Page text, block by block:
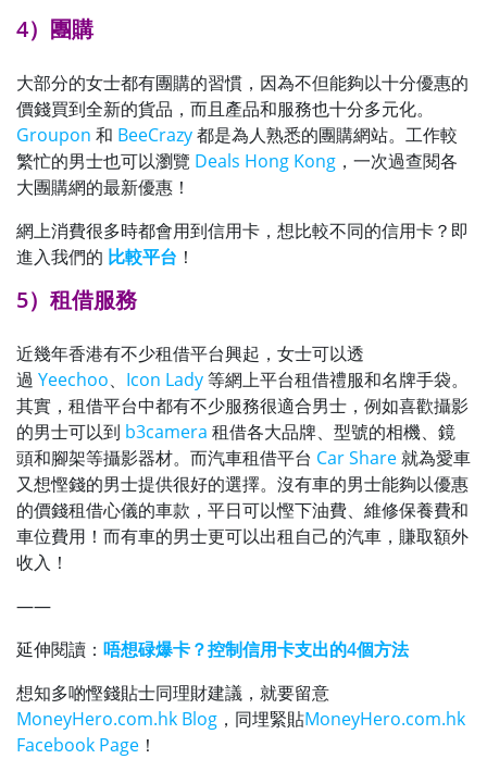
4）團購
大部分的女士都有團購的習慣，因為不但能夠以十分優惠的
價錢買到全新的貨品，而且產品和服務也十分多元化。
Groupon 和 BeeCrazy都是為人熟悉的團購網站。工作較
繁忙的男士也可以瀏覽 Deals Hong Kong ，一次過查閱各
大團購網的最新優惠！
網上消費很多時都會用到信用卡，想比較不同的信用卡？即
進入我們的 比較平台 ！
5）租借服務
近幾年香港有不少租借平台興起，女士可以透
過 Yeechoo、 Icon Lady等網上平台租借禮服和名牌手袋。
其實，租借平台中都有不少服務很適合男士，例如喜歡攝影
的男士可以到 b3camera 租借各大品牌、型號的相機、鏡
頭和腳架等攝影器材。而汽車租借平台 Car Share就為愛車
又想慳錢的男士提供很好的選擇。沒有車的男士能夠以優惠
的價錢租借心儀的車款，平日可以慳下油費、維修保養費和
車位費用！而有車的男士更可以出租自己的汽車，賺取額外
收入！
——
延伸閱讀： 唔想碌爆卡？控制信用卡支出的4個方法
想知多啲慳錢貼士同理財建議，就要留意
MoneyHero.com.hk Blog ，同埋緊貼MoneyHero.com.hk
Facebook Page ！